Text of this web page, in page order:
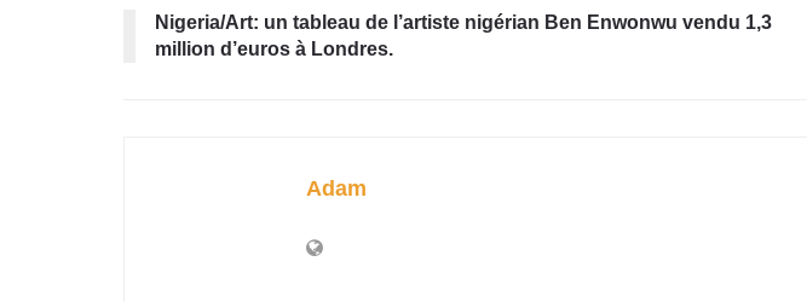
Nigeria/Art: un tableau de l’artiste nigérian Ben Enwonwu vendu 1,3
million d’euros à Londres.
Adam